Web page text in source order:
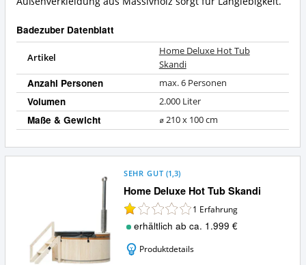
Badezuber Datenblatt
Artikel
Home Deluxe Hot Tub
Skandi
Anzahl Personen max. 6 Personen
Volumen 2.000 Liter
Maße & Gewicht ⌀ 210 x 100 cm
Home Deluxe Hot Tub Skandi
SEHR GUT (1,3)
1 Erfahrung
erhältlich ab ca. 1.999 €
Produktdetails